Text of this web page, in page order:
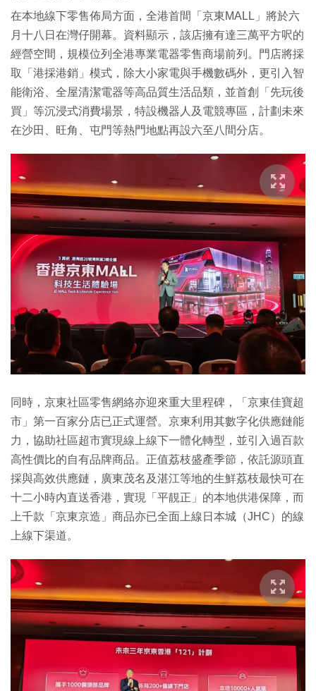
在本地線下零售佈局方面，全港首間「京東MALL」將於六
月十八日在灣仔開幕。資料顯示，該店擁有達三萬平方呎的
經營空間，規模位列全港專業電器零售商場前列。門店將採
取「港採港銷」模式，除大小家電與手機數碼外，更引入智
能衛浴、全屋清潔電器等高品質生活品類，並首創「先玩後
買」等沉浸式消費場景，特設機器人及電競專區，計劃未來
在沙田、旺角、屯門等熱門地點再設六至八間分店。
同時，京東社區零售網絡亦迎來重大里程碑，「京東佳寶超
市」第一百家分店已正式運營。京東利用其數字化供應鏈能
力，協助社區超市實現線上線下一體化轉型，並引入過百款
高性價比的自有品牌商品。正值荔枝盛產季節，依託源頭直
採與高效供應鏈，廣東茂名及湛江等地的生鮮荔枝最快可在
十二小時內直送香港，實現「平靚正」的本地供港保障，而
上千款「京東京造」商品亦已全面上線日本城（JHC）的線
上線下渠道。